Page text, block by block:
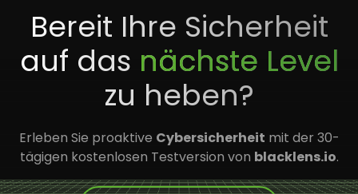
Bereit Ihre Sicherheit
auf das nächste Level
zu heben?
Erleben Sie proaktive Cybersicherheit mit der 30-
tägigen kostenlosen Testversion von blacklens.io.